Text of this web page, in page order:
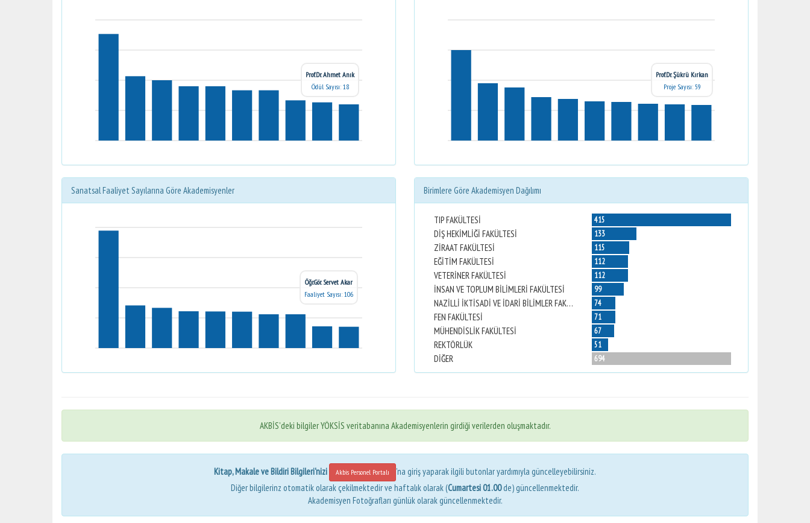
Prof.Dr. Ahmet Anık
Ödül Sayısı: 18
Prof.Dr. Şükrü Kırkan
Proje Sayısı: 59
Sanatsal Faaliyet Sayılarına Göre Akademisyenler
Öğr.Gör. Servet Akar
Faaliyet Sayısı: 106
Birimlere Göre Akademisyen Dağılımı
TIP FAKÜLTESİ
DİŞ HEKİMLİĞİ FAKÜLTESİ
ZİRAAT FAKÜLTESİ
EĞİTİM FAKÜLTESİ
VETERİNER FAKÜLTESİ
İNSAN VE TOPLUM BİLİMLERİ FAKÜLTESİ
NAZİLLİ İKTİSADİ VE İDARİ BİLİMLER FAKÜLTESİ
FEN FAKÜLTESİ
MÜHENDİSLİK FAKÜLTESİ
REKTÖRLÜK
DİĞER
415
133
115
112
112
99
74
71
67
51
694
AKBİS'deki bilgiler YÖKSİS veritabanına Akademisyenlerin girdiği verilerden oluşmaktadır.
Kitap, Makale ve Bildiri Bilgileri'nizi Akbis Personel Portalı
'na giriş yaparak ilgili butonlar yardımıyla güncelleyebilirsiniz.
Diğer bilgilerinz otomatik olarak çekilmektedir ve haftalık olarak (Cumartesi 01.00de) güncellenmektedir.
Akademisyen Fotoğrafları günlük olarak güncellenmektedir.